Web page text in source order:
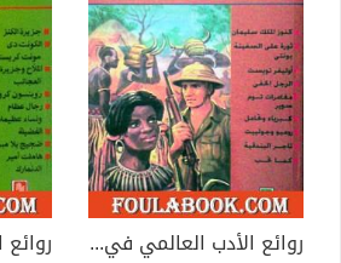
روائع الأدب العالمي في كبسولة جـ 2